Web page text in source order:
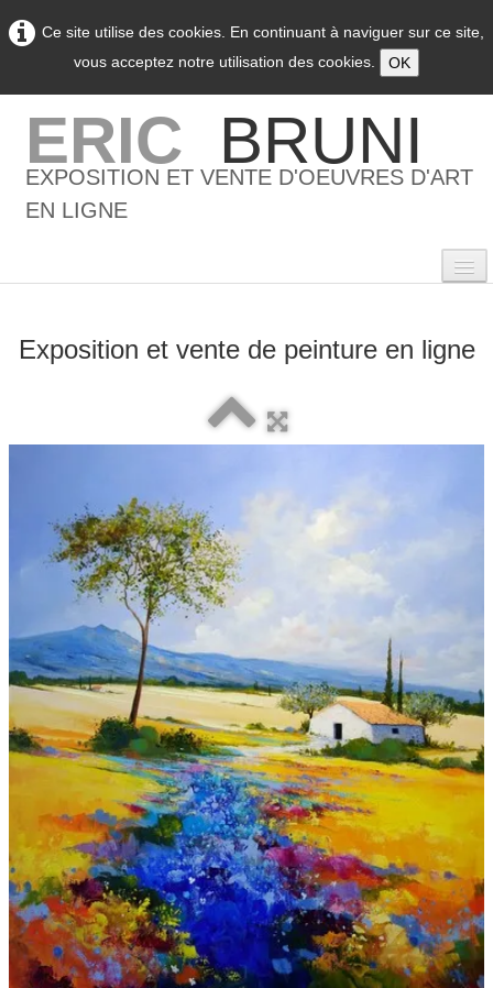
Ce site utilise des cookies. En continuant à naviguer sur ce site,
vous acceptez notre utilisation des cookies.
OK
ERIC BRUNI
EXPOSITION ET VENTE D'OEUVRES D'ART
EN LIGNE
0
L'artiste
Galeries
Vente▼
Contact
Newsletter
BLOG
Français
Exposition et vente de peinture en ligne